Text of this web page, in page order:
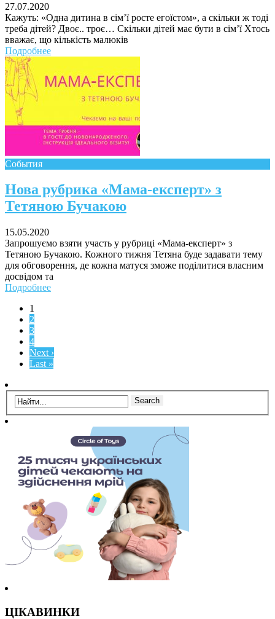
27.07.2020
Кажуть: «Одна дитина в сім’ї росте егоїстом», а скільки ж тоді
треба дітей? Двоє.. троє… Скільки дітей має бути в сім’ї Хтось
вважає, що кількість малюків
Подробнее
События
Нова рубрика «Мама-експерт» з
Тетяною Бучакою
15.05.2020
Запрошуємо взяти участь у рубриці «Мама-експерт» з
Тетяною Бучакою. Кожного тижня Тетяна буде задавати тему
для обговорення, де кожна матуся зможе поділитися власним
досвідом та
Подробнее
1
2
3
4
Next ›
Last »
ЦІКАВИНКИ